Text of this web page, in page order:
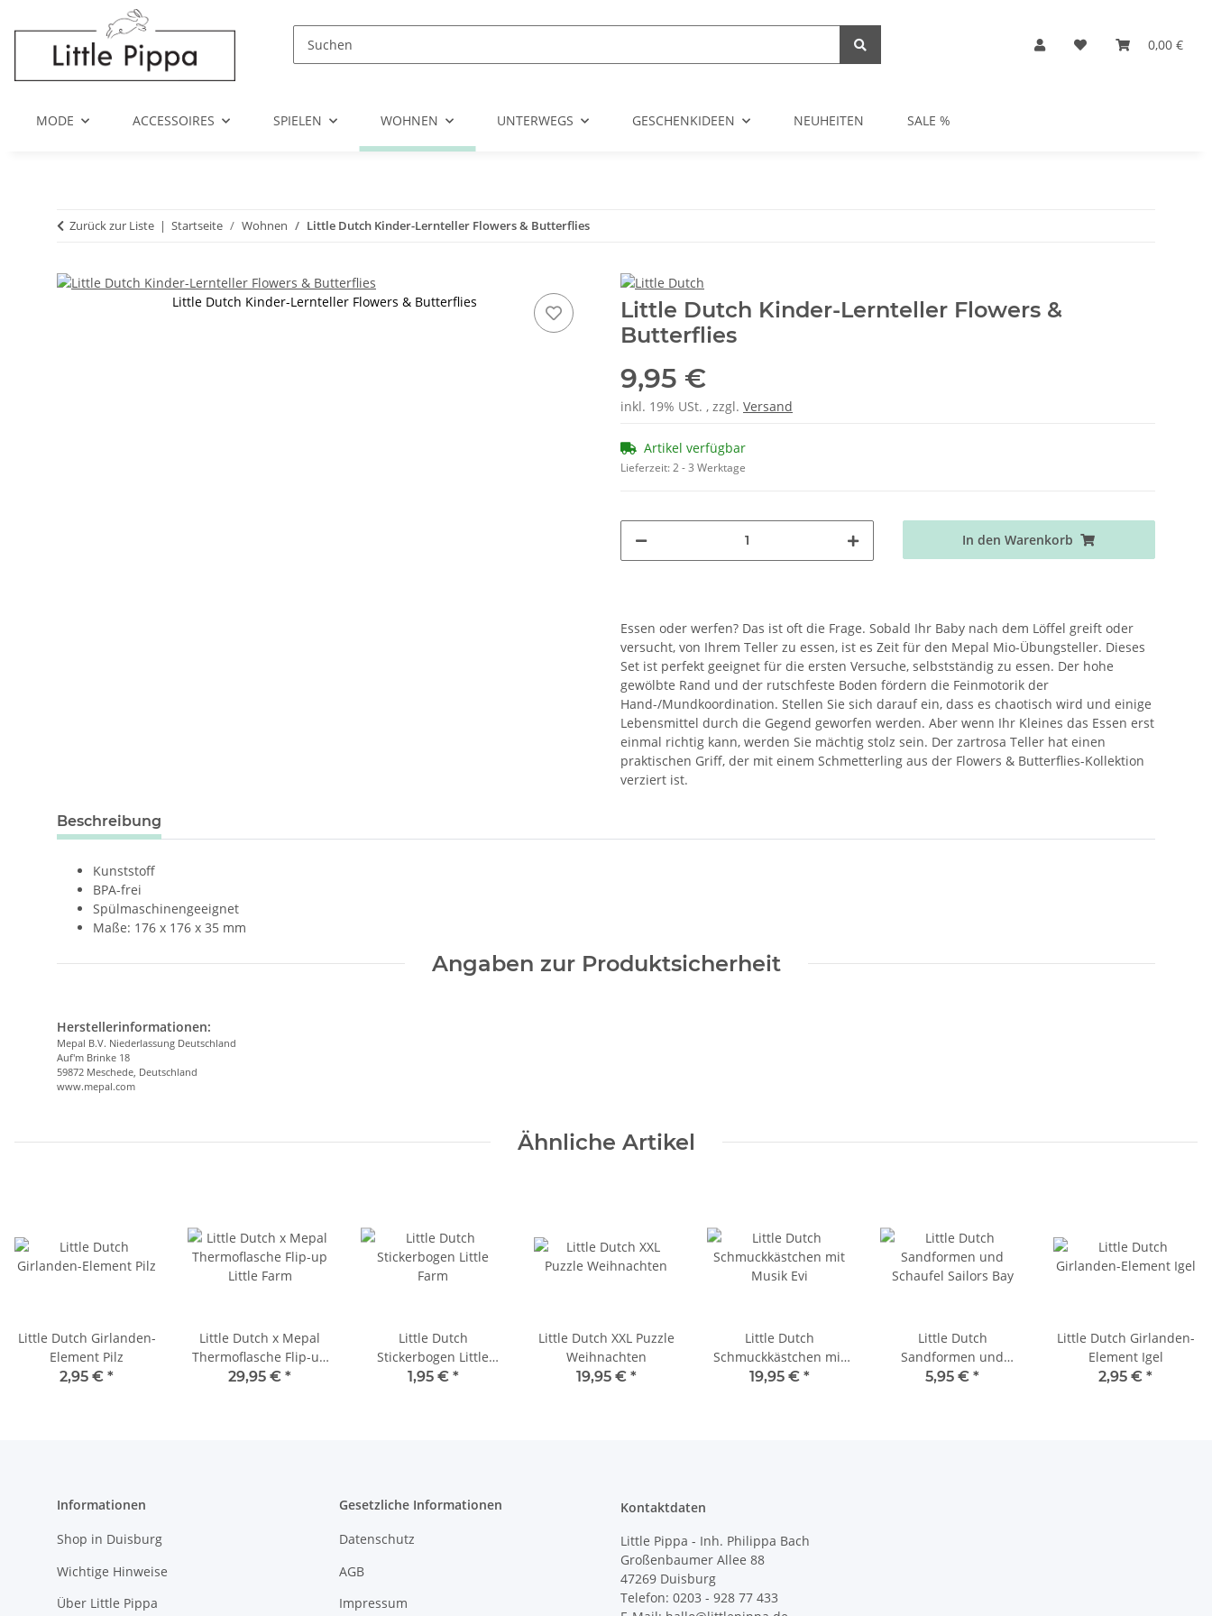
Zum Hauptinhalt springen
0,00 €
MODE ACCESSOIRES SPIELEN WOHNEN UNTERWEGS GESCHENKIDEEN NEUHEITEN SALE %
Zurück zur Liste Startseite Wohnen Little Dutch Kinder-Lernteller Flowers & Butterflies
Little Dutch Kinder-Lernteller Flowers & Butterflies
Little Dutch Kinder-Lernteller Flowers &
Butterflies
9,95 €
inkl. 19% USt. , zzgl. Versand
Artikel verfügbar
Lieferzeit:2 - 3 Werktage
In den Warenkorb
Essen oder werfen? Das ist oft die Frage. Sobald Ihr Baby nach dem Löffel greift oder
versucht, von Ihrem Teller zu essen, ist es Zeit für den Mepal Mio-Übungsteller. Dieses
Set ist perfekt geeignet für die ersten Versuche, selbstständig zu essen. Der hohe
gewölbte Rand und der rutschfeste Boden fördern die Feinmotorik der
Hand-/Mundkoordination. Stellen Sie sich darauf ein, dass es chaotisch wird und einige
Lebensmittel durch die Gegend geworfen werden. Aber wenn Ihr Kleines das Essen erst
einmal richtig kann, werden Sie mächtig stolz sein. Der zartrosa Teller hat einen
praktischen Griff, der mit einem Schmetterling aus der Flowers & Butterflies-Kollektion
verziert ist.
weitere Registerkarten anzeigen
Beschreibung
Kunststoff
BPA-frei
Spülmaschinengeeignet
Maße: 176 x 176 x 35 mm
Angaben zur Produktsicherheit
Herstellerinformationen:
Mepal B.V. Niederlassung Deutschland
Auf'm Brinke 18
59872 Meschede, Deutschland
www.mepal.com
Ähnliche Artikel
Little Dutch Girlanden-
Element Pilz
2,95 € *
Little Dutch x Mepal
Thermoflasche Flip-up
Little Farm
29,95 € *
Little Dutch
Stickerbogen Little
Farm
1,95 € *
Little Dutch XXL Puzzle
Weihnachten
19,95 € *
Little Dutch
Schmuckkästchen mit
Musik Evi
19,95 € *
Little Dutch
Sandformen und
Schaufel Sailors Bay
5,95 € *
Little Dutch Girlanden-
Element Igel
2,95 € *
Informationen
Shop in Duisburg
Wichtige Hinweise
Über Little Pippa
Gesetzliche Informationen
Datenschutz
AGB
Impressum
Kontaktdaten
Little Pippa - Inh. Philippa Bach
Großenbaumer Allee 88
47269 Duisburg
Telefon: 0203 - 928 77 433